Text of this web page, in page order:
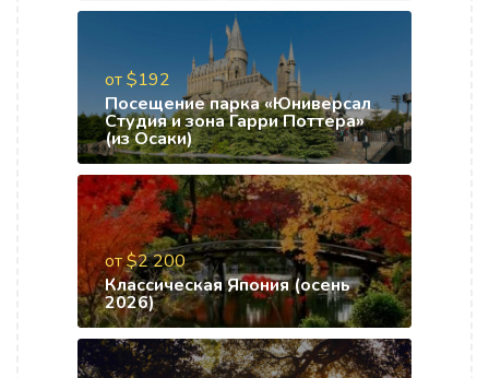
от $192
Посещение парка «Юниверсал
Студия и зона Гарри Поттера»
(из Осаки)
от $2 200
Классическая Япония (осень
2026)